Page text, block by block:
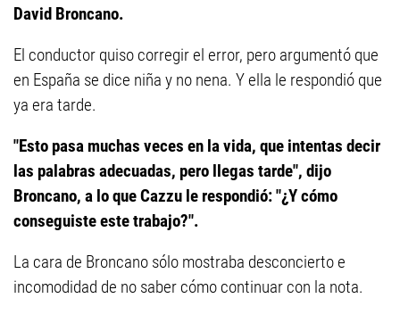
David Broncano.
El conductor quiso corregir el error, pero argumentó que
en España se dice niña y no nena. Y ella le respondió que
ya era tarde.
"Esto pasa muchas veces en la vida, que intentas decir
las palabras adecuadas, pero llegas tarde", dijo
Broncano, a lo que Cazzu le respondió: "¿Y cómo
conseguiste este trabajo?".
La cara de Broncano sólo mostraba desconcierto e
incomodidad de no saber cómo continuar con la nota.